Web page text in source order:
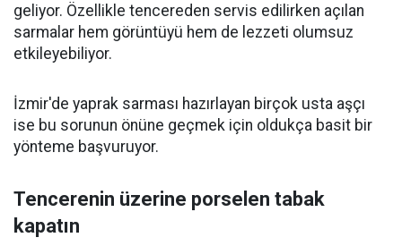
geliyor. Özellikle tencereden servis edilirken açılan
sarmalar hem görüntüyü hem de lezzeti olumsuz
etkileyebiliyor.
İzmir'de yaprak sarması hazırlayan birçok usta aşçı
ise bu sorunun önüne geçmek için oldukça basit bir
yönteme başvuruyor.
Tencerenin üzerine porselen tabak
kapatın